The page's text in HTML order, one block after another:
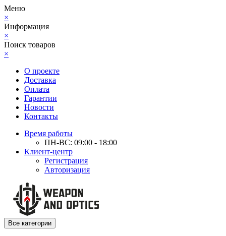
Меню
×
Информация
×
Поиск товаров
×
О проекте
Доставка
Оплата
Гарантии
Новости
Контакты
Время работы
ПН-ВС: 09:00 - 18:00
Клиент-центр
Регистрация
Авторизация
Все категории